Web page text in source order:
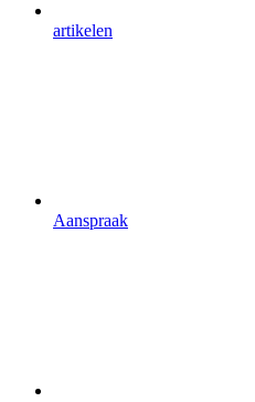
artikelen
Aanspraak